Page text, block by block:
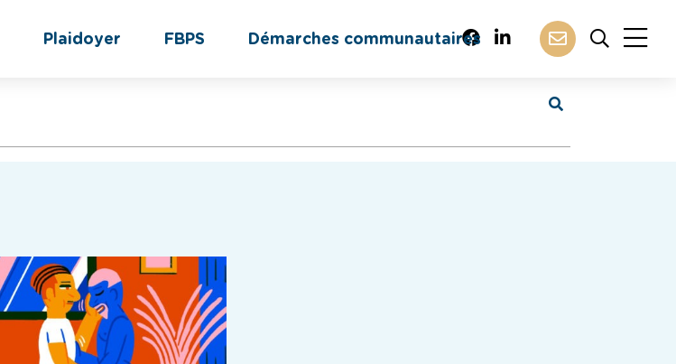
Plaidoyer FBPS Démarches communautaires